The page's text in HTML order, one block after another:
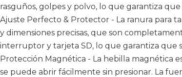
rasguños, golpes y polvo, lo que garantiza
Ajuste Perfecto & Protector - La ranura para
y dimensiones precisas, que son
interruptor y tarjeta SD, lo que garantiza que
Protección Magnética - La hebilla magnética
se puede abrir fácilmente sin presionar. La